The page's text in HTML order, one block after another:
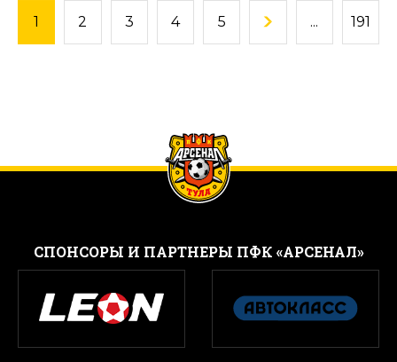
1 2 3 4 5 ... 191
CПОНСОРЫ И ПАРТНЕРЫ ПФК «АРСЕНАЛ»